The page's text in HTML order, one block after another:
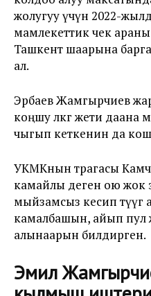
жолугуу үчүн 2022-
мамлекеттик чек
Ташкент шаарына
ал.
Эрбаев Жамгырчиев
коңшу өлкөгө жети
чыгып кеткенин да
УКМКнын төрагасы
камайлы деген ою жок
мыйзамсыз кесип
камалбашын, айып пул
алынаарын билдирген.
Эмил